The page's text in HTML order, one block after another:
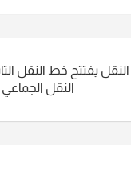
النقل يفتتح خط النقل
النقل